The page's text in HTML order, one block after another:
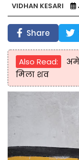
VIDHAN KESARI
Share
Also Read:
मिला शव